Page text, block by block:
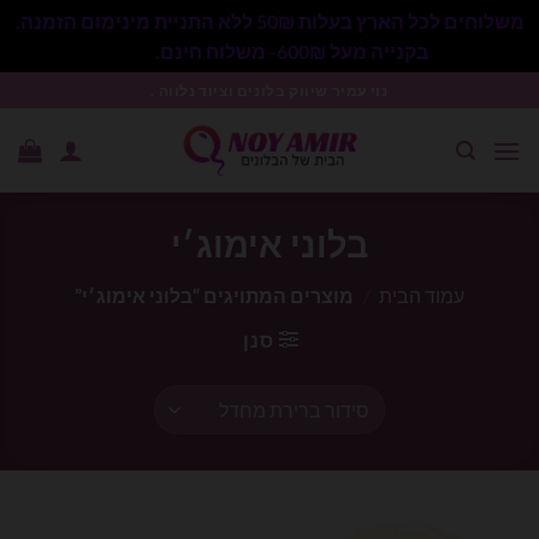
משלוחים לכל הארץ בעלות 50₪ ללא התניית מינימום הזמנה.
בקנייה מעל 600₪- משלוח חינם.
בלוני אימוג׳י
עמוד הבית
מוצרים המתויגים “בלוני אימוג׳י”
סנן